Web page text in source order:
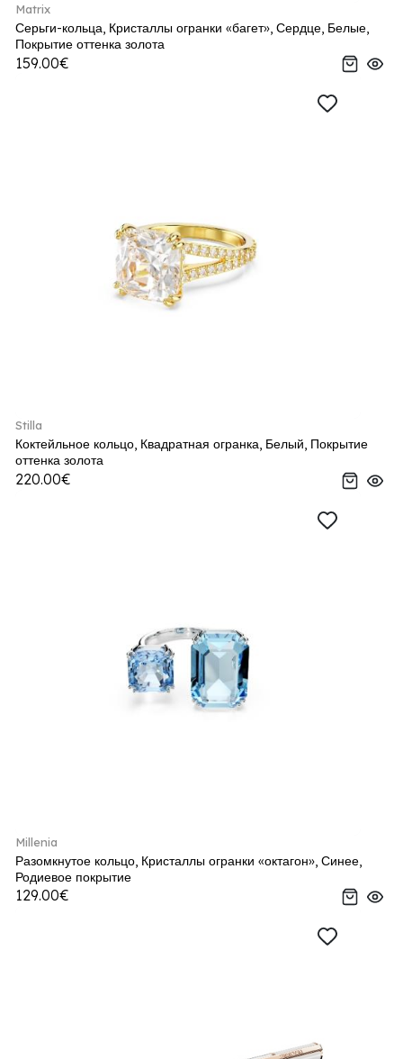
Matrix
Серьги-кольца, Кристаллы огранки «багет», Сердце, Белые,
Покрытие оттенка золота
159.00€
Stilla
Коктейльное кольцо, Квадратная огранка, Белый, Покрытие
оттенка золота
220.00€
Millenia
Разомкнутое кольцо, Кристаллы огранки «октагон», Синее,
Родиевое покрытие
129.00€